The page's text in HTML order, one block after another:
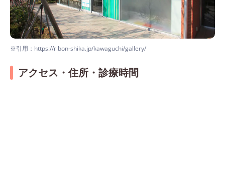
※引用：https://ribon-shika.jp/kawaguchi/gallery/
アクセス・住所・診療時間